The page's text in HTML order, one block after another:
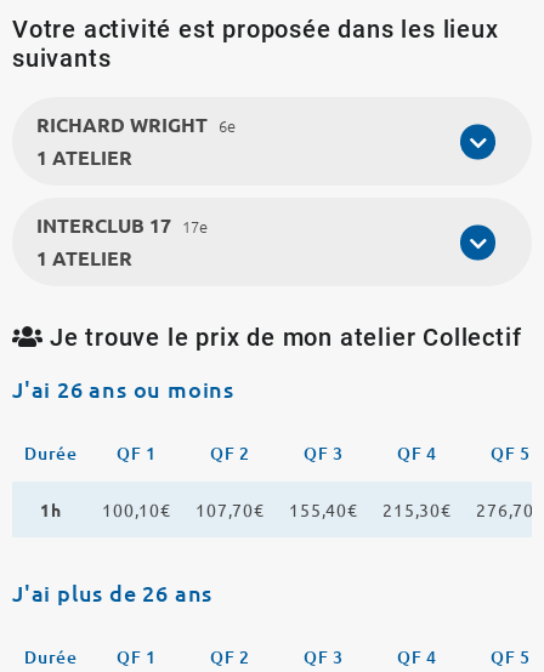
Votre activité est proposée dans les lieux
suivants
RICHARD WRIGHT 6e
1 ATELIER
INTERCLUB 17 17e
1 ATELIER
Je trouve le prix de mon atelier Collectif
J'ai 26 ans ou moins
Durée QF 1 QF 2 QF 3 QF 4 QF 5
1h 100,10€ 107,70€ 155,40€ 215,30€ 276,70€
J'ai plus de 26 ans
Durée QF 1 QF 2 QF 3 QF 4 QF 5